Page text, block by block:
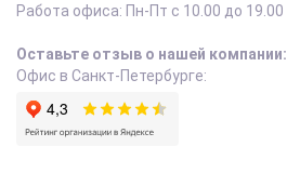
Работа офиса: Пн-Пт с 10.00 до 19.00
Оставьте отзыв о нашей компании:
Офис в Санкт-Петербурге: